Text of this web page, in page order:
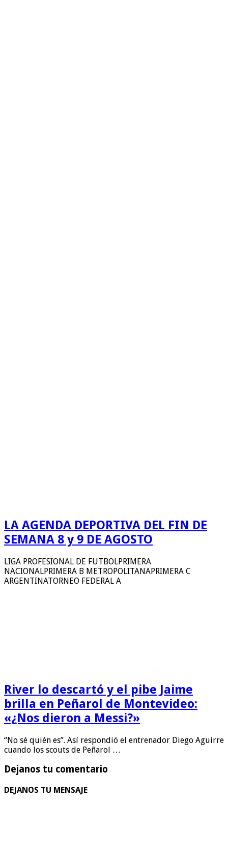
LA AGENDA DEPORTIVA DEL FIN DE
SEMANA 8 y 9 DE AGOSTO
LIGA PROFESIONAL DE FUTBOLPRIMERA
NACIONALPRIMERA B METROPOLITANAPRIMERA C
ARGENTINATORNEO FEDERAL A
River lo descartó y el pibe Jaime
brilla en Peñarol de Montevideo:
«¿Nos dieron a Messi?»
“No sé quién es”. Así respondió el entrenador Diego Aguirre
cuando los scouts de Peñarol …
Dejanos tu comentario
DEJANOS TU MENSAJE